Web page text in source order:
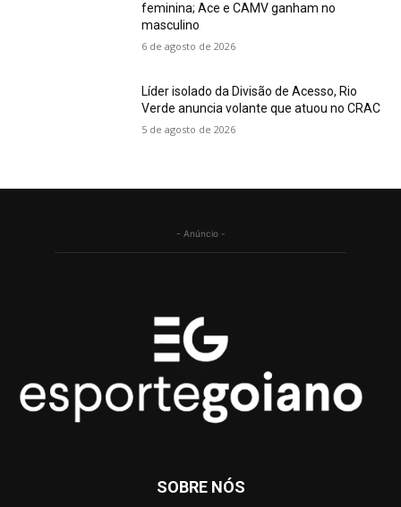
feminina; Ace e CAMV ganham no
masculino
6 de agosto de 2026
Líder isolado da Divisão de Acesso, Rio
Verde anuncia volante que atuou no CRAC
5 de agosto de 2026
- Anúncio -
SOBRE NÓS